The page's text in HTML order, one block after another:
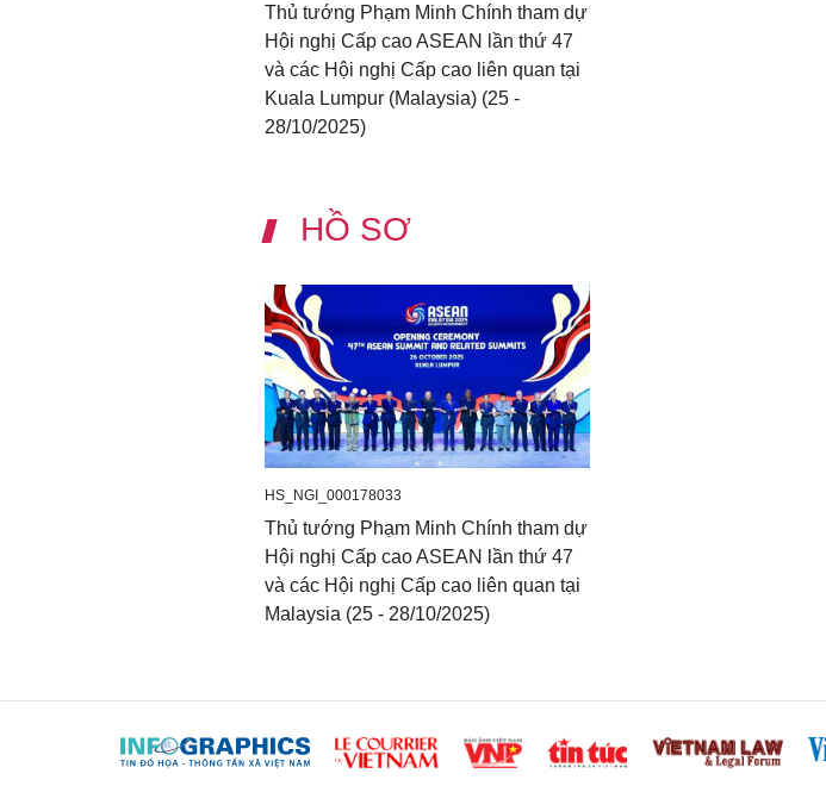
Thủ tướng Phạm Minh Chính tham dự
Hội nghị Cấp cao ASEAN lần thứ 47
và các Hội nghị Cấp cao liên quan tại
Kuala Lumpur (Malaysia) (25 -
28/10/2025)
HỒ SƠ
HS_NGI_000178033
Thủ tướng Phạm Minh Chính tham dự
Hội nghị Cấp cao ASEAN lần thứ 47
và các Hội nghị Cấp cao liên quan tại
Malaysia (25 - 28/10/2025)